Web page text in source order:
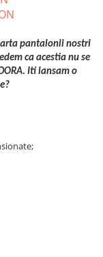
pantalonii nostri
ca acestia nu se
Iti lansam o